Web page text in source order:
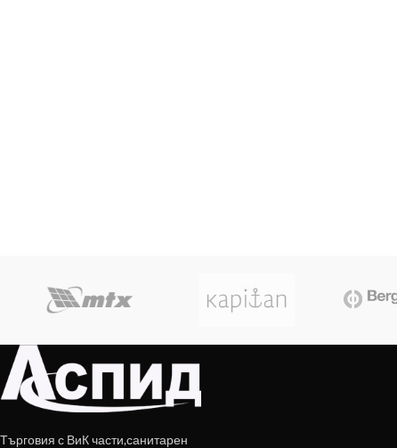
Търговия с ВиК части,санитарен